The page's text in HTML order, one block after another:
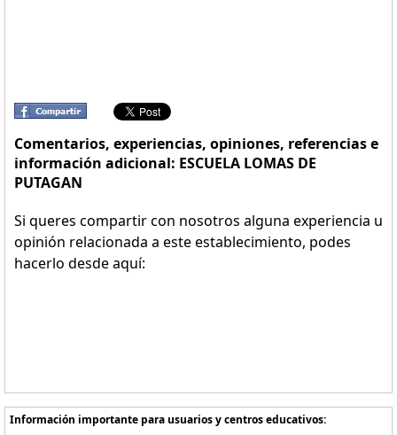
Comentarios, experiencias, opiniones, referencias e
información adicional: ESCUELA LOMAS DE
PUTAGAN
Si queres compartir con nosotros alguna experiencia u
opinión relacionada a este establecimiento, podes
hacerlo desde aquí:
Información importante para usuarios y centros educativos: